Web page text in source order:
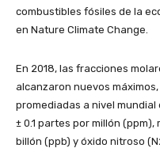
combustibles fósiles de la
en Nature Climate Change.
En 2018, las fracciones
alcanzaron nuevos
promediadas a nivel mundial
± 0.1 partes por millón
billón (ppb) y óxido nitroso